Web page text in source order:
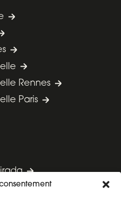
Rennes
Paris
Boursorama